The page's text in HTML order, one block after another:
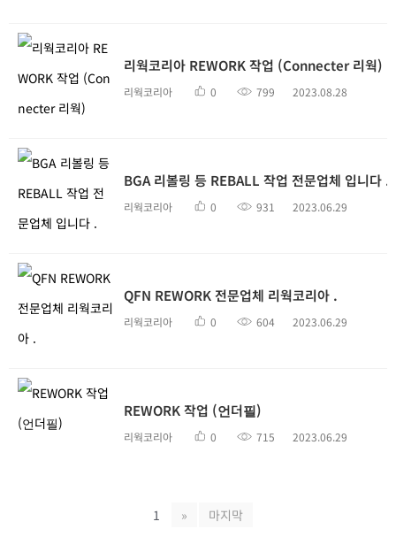
리웍코리아 REWORK 작업 (Connecter 리웍)
리웍코리아 0 799 2023.08.28
BGA 리볼링 등 REBALL 작업 전문업체 입니다 .
리웍코리아 0 931 2023.06.29
QFN REWORK 전문업체 리웍코리아 .
리웍코리아 0 604 2023.06.29
REWORK 작업 (언더필)
리웍코리아 0 715 2023.06.29
1 » 마지막